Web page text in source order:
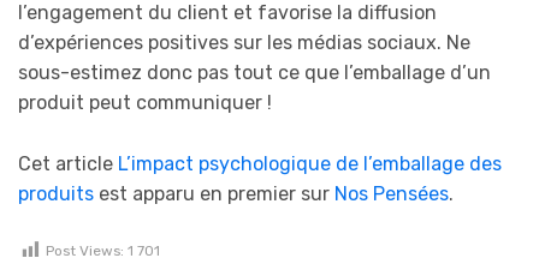
l’engagement du client et favorise la diffusion
d’expériences positives sur les médias sociaux. Ne
sous-estimez donc pas tout ce que l’emballage d’un
produit peut communiquer !
Cet article L’impact psychologique de l’emballage des
produits est apparu en premier sur Nos Pensées.
Post Views: 1 701